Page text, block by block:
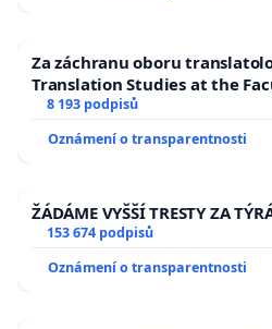
Za záchranu oboru
Translation Studies at the
University
8 193 podpisů
Oznámení o transparentnosti
ŽÁDÁME VYŠŠÍ TRESTY ZA
153 674 podpisů
Oznámení o transparentnosti